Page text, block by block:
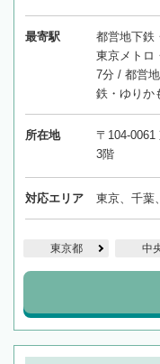
最寄駅
都営地下鉄
東京メトロ
7分 / 都営
鉄・ゆりか
所在地
〒104-0061
3階
対応エリア 東京、千葉
東京都 中